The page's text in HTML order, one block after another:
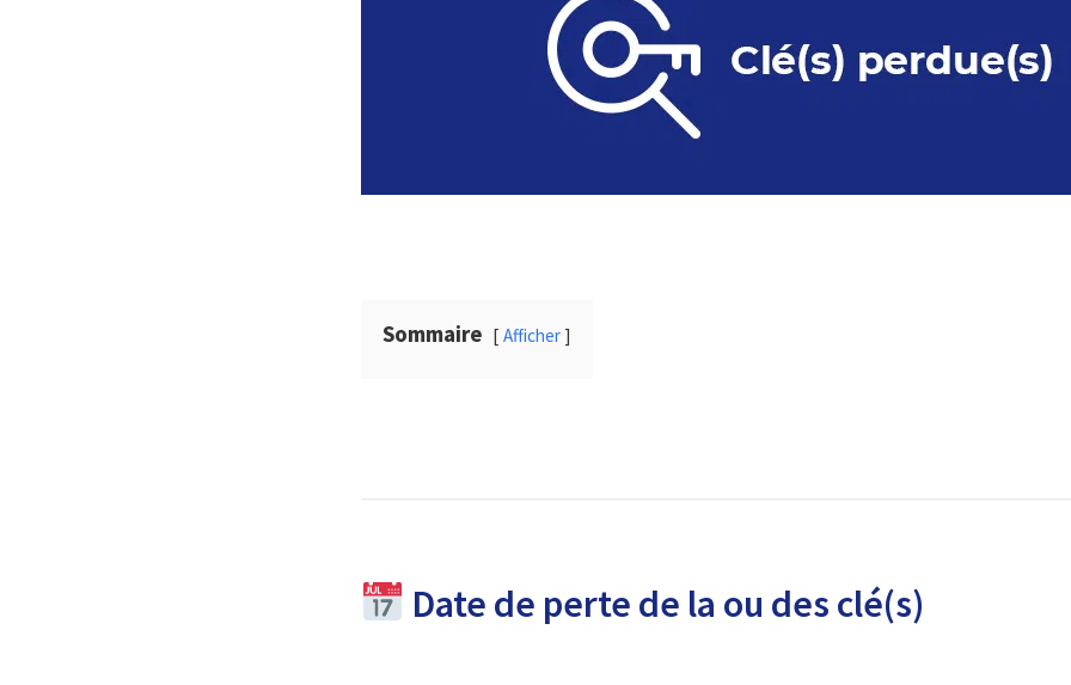
Sommaire Afficher
Date de perte de la ou des clé(s)